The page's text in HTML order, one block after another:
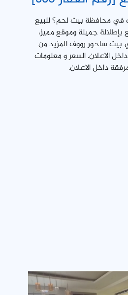
محافظة بيت لحم؟ للبيع
مربع بإطلالة جميلة وموقع مميز،
ساحور رووف المزيد من
الاعلان. السعر و معلومات
داخل الاعلان.